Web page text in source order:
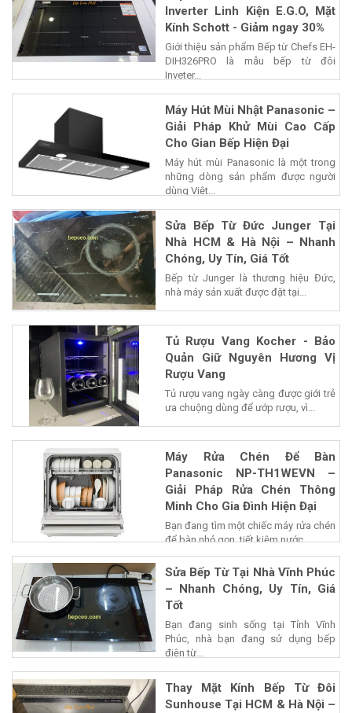
Inverter Linh Kiện E.G.O, Mặt
Kính Schott - Giảm ngay 30%
Giới thiệu sản phẩm Bếp từ Chefs EH-
DIH326PRO là mẫu bếp từ đôi
Inveter...
Máy Hút Mùi Nhật Panasonic –
Giải Pháp Khử Mùi Cao Cấp
Cho Gian Bếp Hiện Đại
Máy hút mùi Panasonic là một trong
những dòng sản phẩm được người
dùng Việt...
Sửa Bếp Từ Đức Junger Tại
Nhà HCM & Hà Nội – Nhanh
Chóng, Uy Tín, Giá Tốt
Bếp từ Junger là thương hiệu Đức,
nhà máy sản xuất được đặt tại...
Tủ Rượu Vang Kocher - Bảo
Quản Giữ Nguyên Hương Vị
Rượu Vang
Tủ rượu vang ngày càng được giới trẻ
ưa chuộng dùng để ướp rượu, vì...
Máy Rửa Chén Để Bàn
Panasonic NP-TH1WEVN –
Giải Pháp Rửa Chén Thông
Minh Cho Gia Đình Hiện Đại
Bạn đang tìm một chiếc máy rửa chén
để bàn nhỏ gọn, tiết kiệm nước...
Sửa Bếp Từ Tại Nhà Vĩnh Phúc
– Nhanh Chóng, Uy Tín, Giá
Tốt
Bạn đang sinh sống tại Tỉnh Vĩnh
Phúc, nhà bạn đang sử dụng bếp
điện từ...
Thay Mặt Kính Bếp Từ Đôi
Sunhouse Tại HCM & Hà Nội –